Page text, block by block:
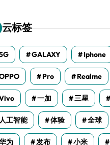
云标签
GALAXY Iphone
Pro Realme
一加 三星
人工智能 体验 全球
为 发布 小米